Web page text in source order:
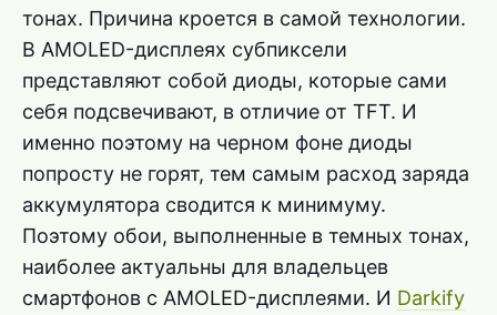
тонах. Причина кроется в самой технологии.
В AMOLED-дисплеях субпиксели
представляют собой диоды, которые сами
себя подсвечивают, в отличие от TFT. И
именно поэтому на черном фоне диоды
попросту не горят, тем самым расход заряда
аккумулятора сводится к минимуму.
Поэтому обои, выполненные в темных тонах,
наиболее актуальны для владельцев
смартфонов с AMOLED-дисплеями. И Darkify